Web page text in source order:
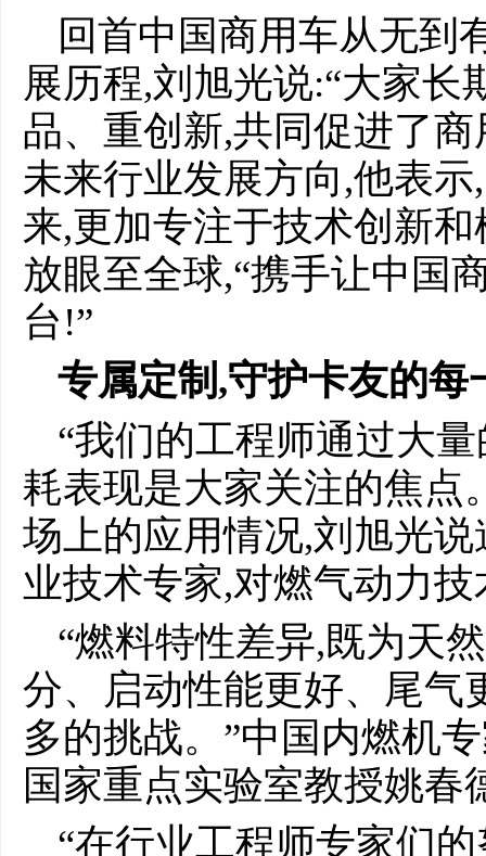
回首中国商用车从无到
展历程,刘旭光说:“大家
品、重创新,共同促进了
未来行业发展方向,他表
来,更加专注于技术创新
放眼至全球,“携手让中国
台!”
专属定制 ,守护卡友的每
“我们的工程师通过大
耗表现是大家关注的焦点
场上的应用情况,刘旭光
业技术专家,对燃气动力
“燃料特性差异,既为天
分、启动性能更好、尾气
多的挑战。”中国内燃机
国家重点实验室教授姚春
“在行业工程师专家们